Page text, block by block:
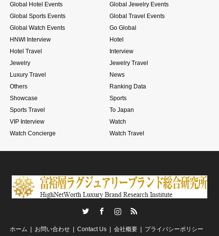
Global Hotel Events
Global Jewelry Events
Global Sports Events
Global Travel Events
Global Watch Events
Go Global
HNWI Interview
Hotel
Hotel Travel
Interview
Jewelry
Jewelry Travel
Luxury Travel
News
Others
Ranking Data
Showcase
Sports
Sports Travel
To Japan
VIP Interview
Watch
Watch Concierge
Watch Travel
RSS
ホーム お問い合わせ Contact Us 会社概要 プライバシーポリシー